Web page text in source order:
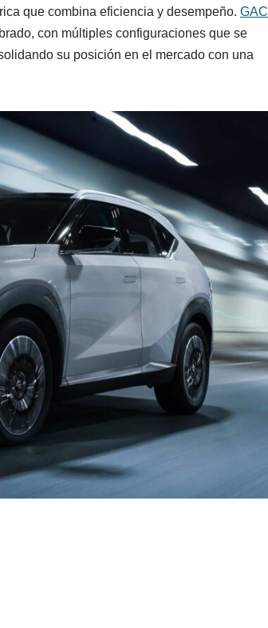
que combina eficiencia y desempeño. GAC
con múltiples configuraciones que se
su posición en el mercado con una